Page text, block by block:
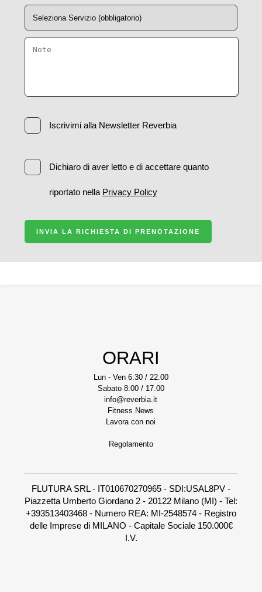
Iscrivimi alla Newsletter Reverbia
Dichiaro di aver letto e di accettare quanto
riportato nella Privacy Policy
INVIA LA RICHIESTA DI PRENOTAZIONE
ORARI
Lun - Ven 6:30 / 22.00
Sabato 8:00 / 17.00
info@reverbia.it
Fitness News
Lavora con noi
Regolamento
FLUTURA SRL - IT010670270965 - SDI:USAL8PV -
Piazzetta Umberto Giordano 2 - 20122 Milano (MI) - Tel:
+393513403468 - Numero REA: MI-2548574 - Registro
delle Imprese di MILANO - Capitale Sociale 150.000€
I.V.